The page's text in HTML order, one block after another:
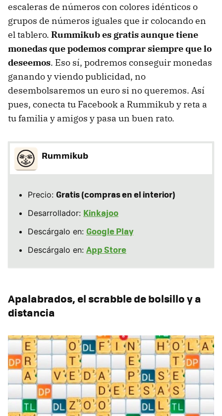
escaleras de números con colores idénticos o
grupos de números iguales que ir colocando en
el tablero. Rummikub es gratis aunque tiene
monedas que podemos comprar siempre que lo
deseemos. Eso sí, podremos conseguir monedas
ganando y viendo publicidad, no
desembolsaremos un euro si no queremos. Así
pues, conecta tu Facebook a Rummikub y reta a
tu familia y amigos y pasa un buen rato.
Rummikub
Precio: Gratis (compras en el interior)
Desarrollador: Kinkajoo
Descárgalo en: Google Play
Descárgalo en: App Store
Apalabrados, el scrabble de bolsillo y a
distancia